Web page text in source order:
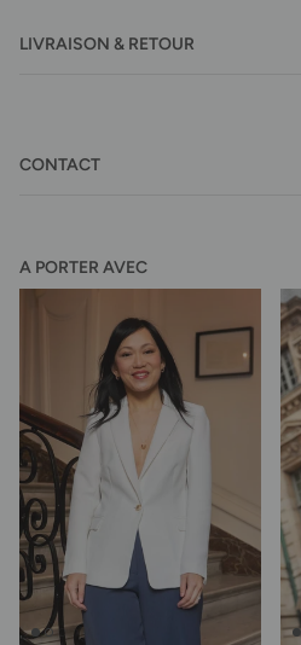
LIVRAISON & RETOUR
CONTACT
A PORTER AVEC